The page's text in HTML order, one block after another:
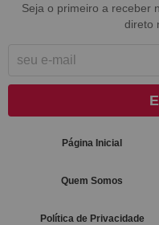
Seja o primeiro a receber
direto
Página Inicial
Quem Somos
Política de Privacidade